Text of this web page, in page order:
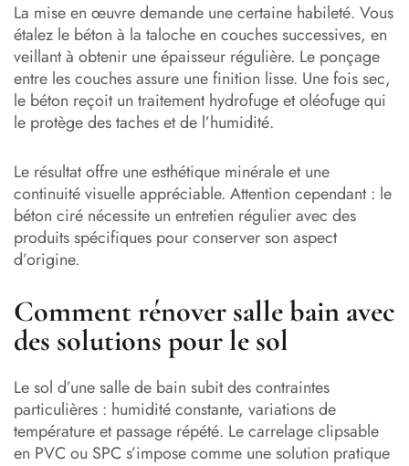
La mise en œuvre demande une certaine habileté. Vous
étalez le béton à la taloche en couches successives, en
veillant à obtenir une épaisseur régulière. Le ponçage
entre les couches assure une finition lisse. Une fois sec,
le béton reçoit un traitement hydrofuge et oléofuge qui
le protège des taches et de l’humidité.
Le résultat offre une esthétique minérale et une
continuité visuelle appréciable. Attention cependant : le
béton ciré nécessite un entretien régulier avec des
produits spécifiques pour conserver son aspect
d’origine.
Comment rénover salle bain avec
des solutions pour le sol
Le sol d’une salle de bain subit des contraintes
particulières : humidité constante, variations de
température et passage répété. Le carrelage clipsable
en PVC ou SPC s’impose comme une solution pratique